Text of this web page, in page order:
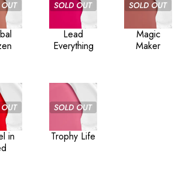
Lead
Everything
Magic
Maker
in
Trophy Life